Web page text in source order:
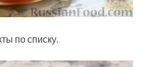
по списку.